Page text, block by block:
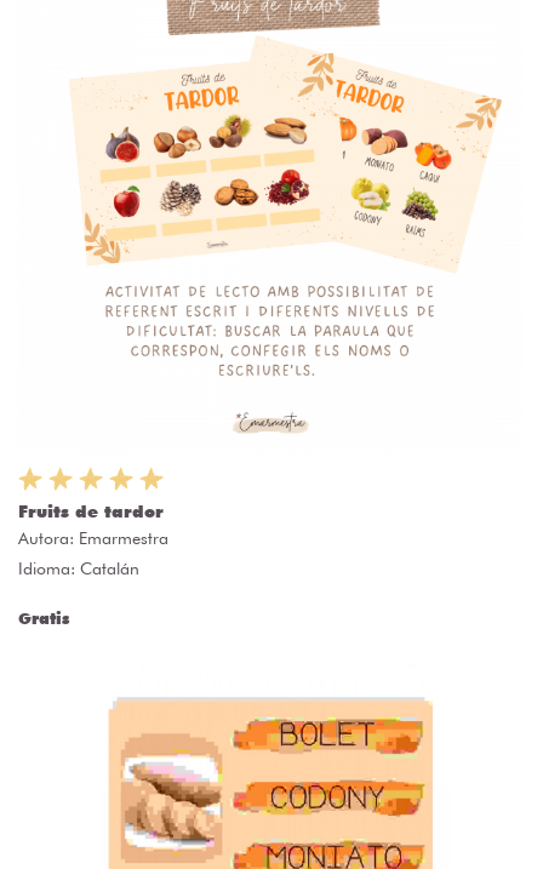
Fruits de tardor
Autora: Emarmestra
Idioma: Catalán
Gratis